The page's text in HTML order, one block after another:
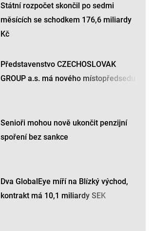
Státní rozpočet skončil po sedmi
měsících se schodkem 176,6 miliardy
Kč
Představenstvo CZECHOSLOVAK
GROUP a.s. má nového místopředsedu
Senioři mohou nově ukončit penzijní
spoření bez sankce
Dva GlobalEye míří na Blízký východ,
kontrakt má 10,1 miliardy SEK